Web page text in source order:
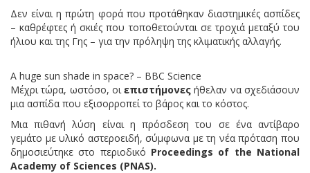
Δεν είναι η πρώτη φορά που προτάθηκαν διαστημικές ασπίδες
– καθρέφτες ή σκιές που τοποθετούνται σε τροχιά μεταξύ του
ήλιου και της Γης – για την πρόληψη της κλιματικής αλλαγής.
A huge sun shade in space? – BBC Science
Μέχρι τώρα, ωστόσο, οιεπιστήμονες ήθελαν να σχεδιάσουν
μια ασπίδα που εξισορροπεί το βάρος και το κόστος.
Μια πιθανή λύση είναι η πρόσδεση του σε ένα αντίβαρο
γεμάτο με υλικό αστεροειδή, σύμφωνα με τη νέα πρόταση που
δημοσιεύτηκε στο περιοδικό Proceedings of the National
Academy of Sciences (PNAS).